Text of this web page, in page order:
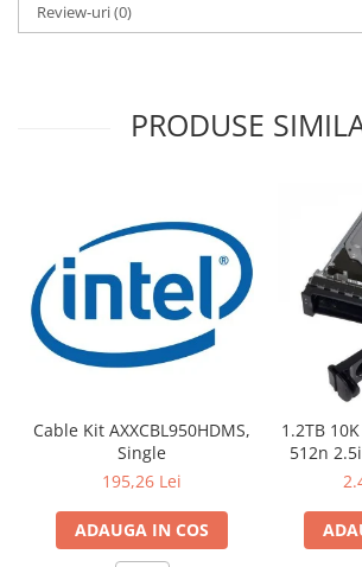
Review-uri(0)
PRODUSE
Cable Kit AXXCBL950HDMS,
Single
195,26 Lei
ADAUGA IN COS
1.2TB
512n